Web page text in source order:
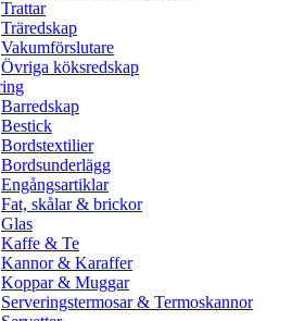
Trattar
Träredskap
Vakumförslutare
Övriga köksredskap
Barredskap
Bestick
Bordstextilier
Bordsunderlägg
Engångsartiklar
Fat, skålar & brickor
Glas
Kaffe & Te
Kannor & Karaffer
Koppar & Muggar
Serveringstermosar & Termoskannor